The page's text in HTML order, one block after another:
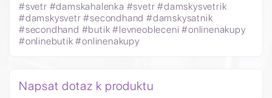
#svetr #damskahalenka #svetr #damskysvetrik
#damskysvetr #secondhand #damskysatnik
#secondhand #butik #levneobleceni #onlinenakupy
#onlinebutik #onlinenakupy
Napsat dotaz k produktu